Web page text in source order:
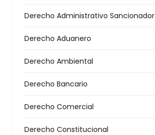
Derecho Administrativo Sancionador
Derecho Aduanero
Derecho Ambiental
Derecho Bancario
Derecho Comercial
Derecho Constitucional